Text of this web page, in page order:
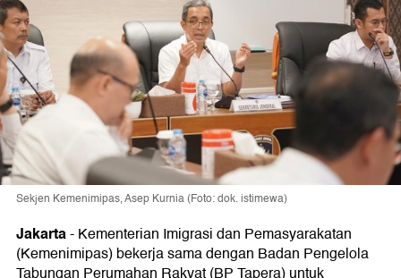
Sekjen Kemenimipas, Asep Kurnia (Foto: dok. istimewa)
Jakarta-Kementerian Imigrasi dan Pemasyarakatan
(Kemenimipas) bekerja sama dengan Badan Pengelola